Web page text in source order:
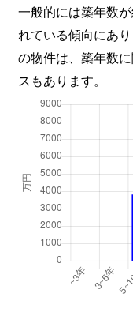
一般的には築年数
れている傾向にあ
の物件は、築年数
スもあります。